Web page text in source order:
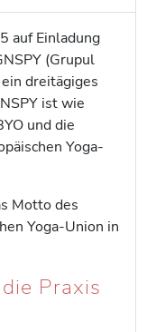
auf Einladung
(Grupul
dreitägiges
ist wie
und die
Yoga-
Motto des
Yoga-Union in
Praxis